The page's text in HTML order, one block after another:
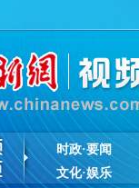
时政·要闻
文化·娱乐